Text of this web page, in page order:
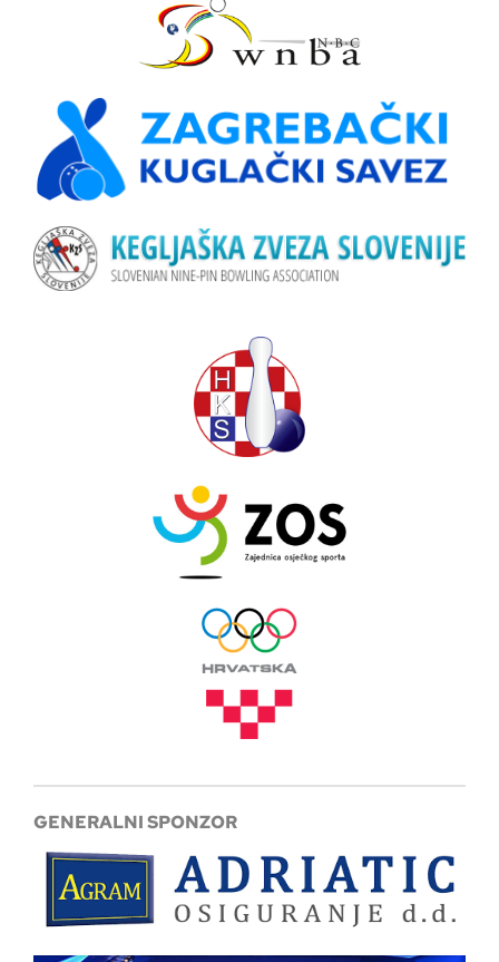
GENERALNI SPONZOR